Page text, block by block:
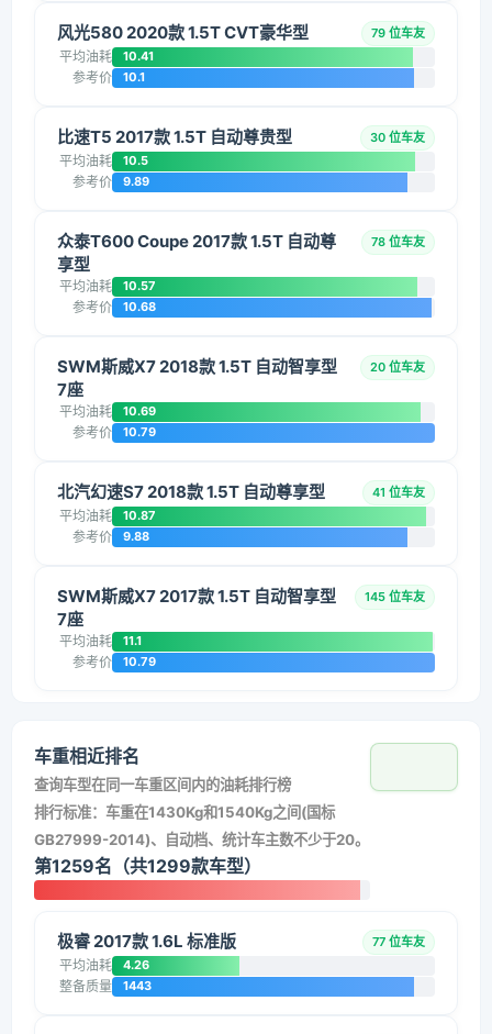
风光580 2020款 1.5T CVT豪华型 79 位车友
平均油耗 10.41
参考价 10.1
比速T5 2017款 1.5T 自动尊贵型 30 位车友
平均油耗 10.5
参考价 9.89
众泰T600 Coupe 2017款 1.5T 自动尊
享型
78 位车友
平均油耗 10.57
参考价 10.68
SWM斯威X7 2018款 1.5T 自动智享型
7座
20 位车友
平均油耗 10.69
参考价 10.79
北汽幻速S7 2018款 1.5T 自动尊享型 41 位车友
平均油耗 10.87
参考价 9.88
SWM斯威X7 2017款 1.5T 自动智享型
7座
145 位车友
平均油耗 11.1
参考价 10.79
车重相近排名
查询车型在同一车重区间内的油耗排行榜
排行标准：车重在1430Kg和1540Kg之间(国标
GB27999-2014)、自动档、统计车主数不少于20。
第1259名（共1299款车型）
极睿 2017款 1.6L 标准版 77 位车友
平均油耗 4.26
整备质量 1443